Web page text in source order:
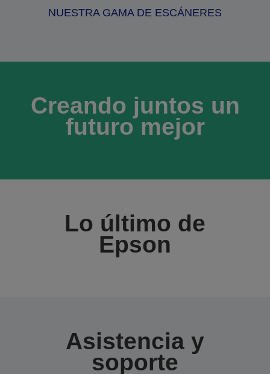
NUESTRA GAMA DE ESCÁNERES
Creando juntos un
futuro mejor
Lo último de
Epson
Asistencia y
soporte